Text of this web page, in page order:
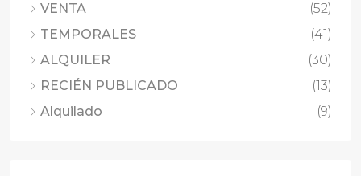
VENTA
(52)
TEMPORALES
(41)
ALQUILER
(30)
RECIÉN PUBLICADO
(13)
Alquilado
(9)